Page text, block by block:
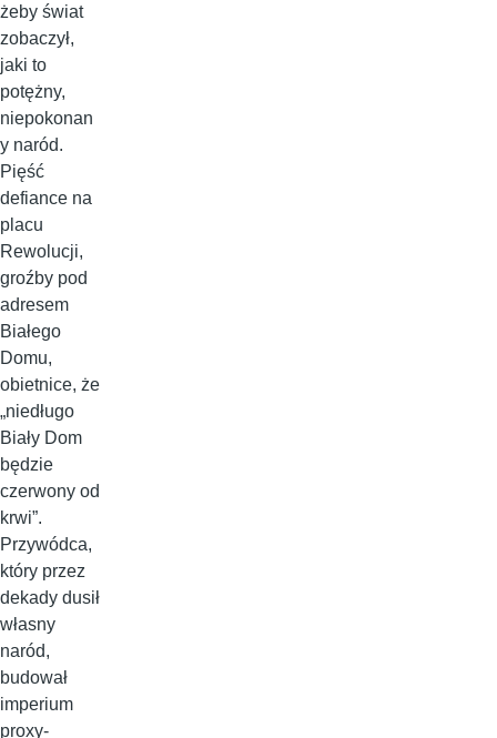
żeby świat
zobaczył,
jaki to
potężny,
niepokonan
y naród.
Pięść
defiance na
placu
Rewolucji,
groźby pod
adresem
Białego
Domu,
obietnice, że
„niedługo
Biały Dom
będzie
czerwony od
krwi”.
Przywódca,
który przez
dekady dusił
własny
naród,
budował
imperium
proxy-